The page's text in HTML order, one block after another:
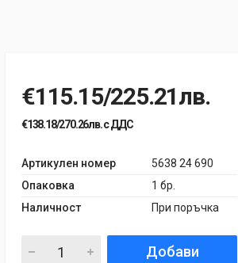
€115.15/225.21лв.
€138.18/270.26лв. с ДДС
Артикулен номер
5638 24 690
Опаковка
1 бр.
Наличност
При поръчка
Добави